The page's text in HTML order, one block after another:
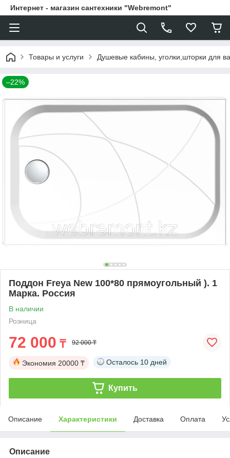
Интернет - магазин сантехники "Webremont"
Товары и услуги Душевые кабины, уголки,шторки для
–22%
Поддон Freya New 100*80 прямоугольный ). 1
Марка. Россия
В наличии
Розница
72 000 ₸ 92 000 ₸
Экономия 20000 ₸ Осталось 10 дней
Купить
Описание Характеристики Доставка Оплата
Описание